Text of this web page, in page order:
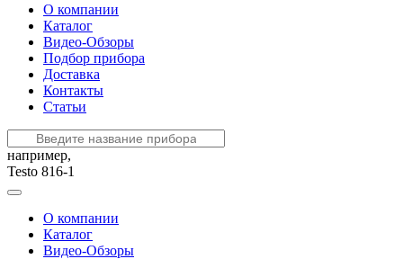
О компании
Каталог
Видео-Обзоры
Подбор прибора
Доставка
Контакты
Статьи
например,
Testo 816-1
О компании
Каталог
Видео-Обзоры